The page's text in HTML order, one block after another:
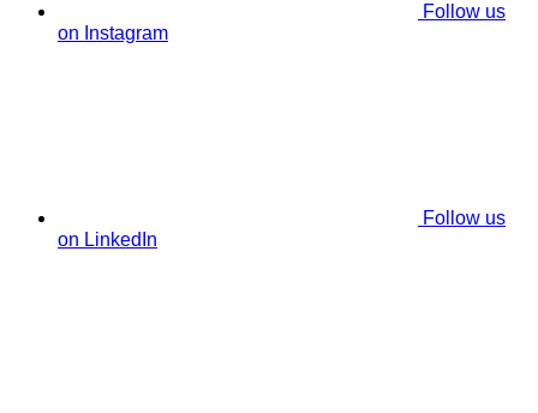
Follow us
on Instagram
Follow us
on LinkedIn